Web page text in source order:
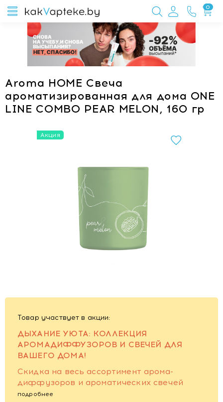
0
Aroma HOME Свеча
ароматизированная для дома ONE
LINE COMBO PEAR MELON, 160 гр
Акция
Товар участвует в акции:
ДЫХАНИЕ УЮТА: КОЛЛЕКЦИЯ
АРОМАДИФФУЗОРОВ И СВЕЧЕЙ ДЛЯ
ВАШЕГО ДОМА!
Скидка на весь ассортимент арома-
диффузоров и ароматических свечей
подробнее